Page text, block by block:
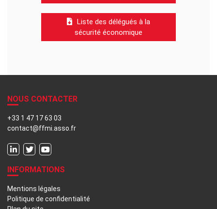
Liste des délégués à la
sécurité économique
NOUS CONTACTER
+33 1 47 17 63 03
contact@ffmi.asso.fr
INFORMATIONS
Mentions légales
Politique de confidentialité